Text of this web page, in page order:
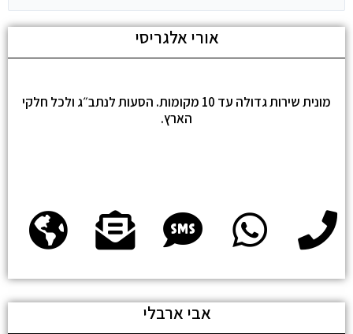
אורי אלגריסי
מונית שירות גדולה עד 10 מקומות. הסעות לנתב״ג ולכל חלקי
הארץ.
אבי ארבלי